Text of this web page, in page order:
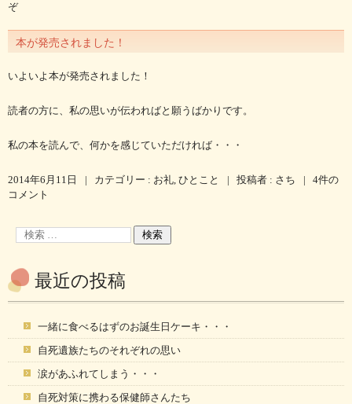
ぞ
本が発売されました！
いよいよ本が発売されました！
読者の方に、私の思いが伝わればと願うばかりです。
私の本を読んで、何かを感じていただければ・・・
2014年6月11日 | カテゴリー : お礼, ひとこと | 投稿者 : さち |
4件の
コメント
最近の投稿
一緒に食べるはずのお誕生日ケーキ・・・
自死遺族たちのそれぞれの思い
涙があふれてしまう・・・
自死対策に携わる保健師さんたち